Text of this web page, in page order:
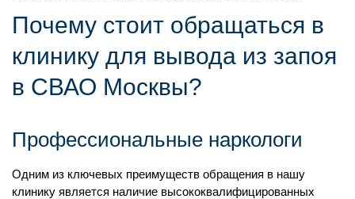
Почему стоит обращаться в
клинику для вывода из запоя
в СВАО Москвы?
Профессиональные наркологи
Одним из ключевых преимуществ обращения в нашу
клинику является наличие высококвалифицированных